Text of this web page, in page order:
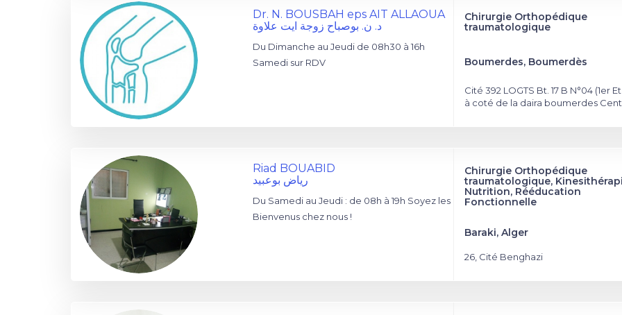
Dr. N. BOUSBAH eps AIT ALLAOUA
د. ن. بوصباح زوجة ايت علاوة
Du Dimanche au Jeudi de 08h30 à 16h
Samedi sur RDV
Chirurgie Orthopédique
traumatologique
Boumerdes, Boumerdès
Cité 392 LOGTS Bt. 17 B N°04 (1er
à coté de la daira boumerdes
Riad BOUABID
رياض بوعبيد
Du Samedi au Jeudi : de 08h à 19h Soyez les
Bienvenus chez nous !
Chirurgie Orthopédique
traumatologique,
Nutrition, Rééducation
Fonctionnelle
Baraki, Alger
26, Cité Benghazi